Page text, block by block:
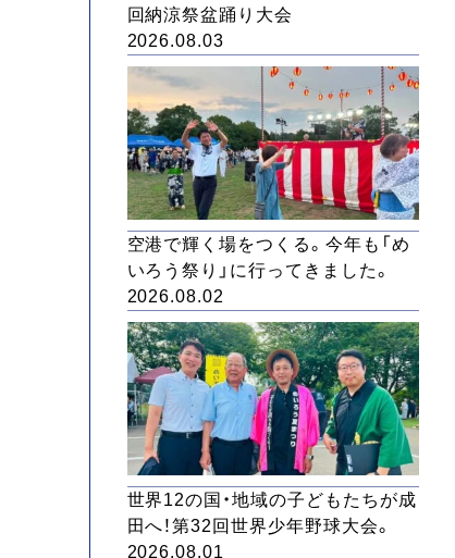
回納涼祭盆踊り大会
2026.08.03
空港で輝く場をつくる。今年も「め
いろう祭り」に行ってきました。
2026.08.02
世界12の国・地域の子どもたちが成
田へ！第32回世界少年野球大会。
2026.08.01